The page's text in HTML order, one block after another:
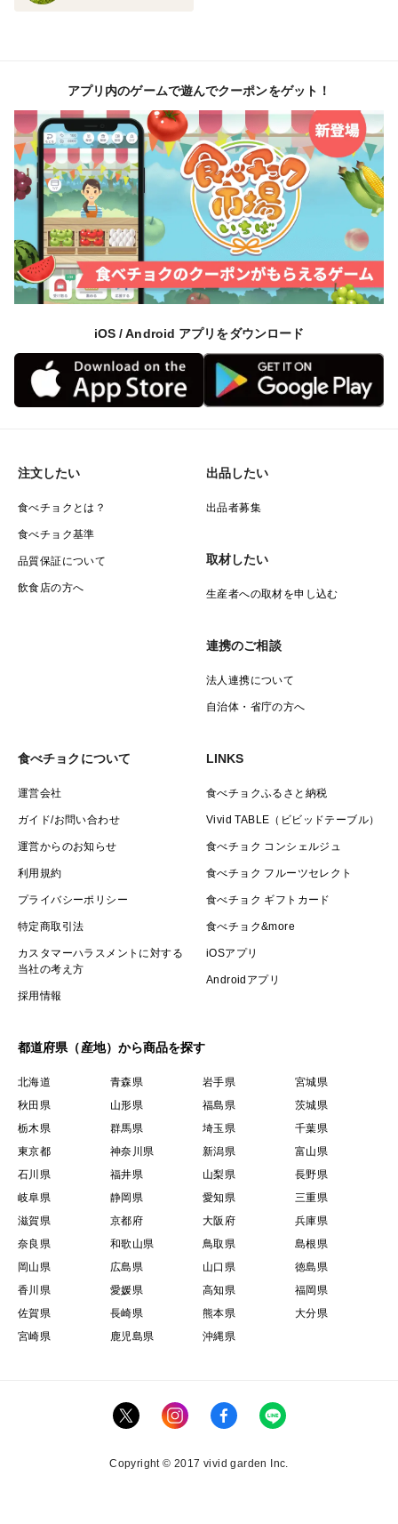
アプリ内のゲームで遊んでクーポンをゲット！
iOS / Android アプリをダウンロード
注文したい
食べチョクとは？
食べチョク基準
品質保証について
飲食店の方へ
出品したい
出品者募集
取材したい
生産者への取材を申し込む
連携のご相談
法人連携について
自治体・省庁の方へ
食べチョクについて
運営会社
ガイド/お問い合わせ
運営からのお知らせ
利用規約
プライバシーポリシー
特定商取引法
カスタマーハラスメントに対する
当社の考え方
採用情報
LINKS
食べチョクふるさと納税
Vivid TABLE（ビビッドテーブル）
食べチョク コンシェルジュ
食べチョク フルーツセレクト
食べチョク ギフトカード
食べチョク&more
iOSアプリ
Androidアプリ
都道府県（産地）から商品を探す
北海道 青森県 岩手県
宮城県
秋田県
山形県 福島県
茨城県
栃木県
群馬県 埼玉県
千葉県
東京都
神奈川県 新潟県
富山県
石川県
福井県 山梨県
長野県
岐阜県
静岡県 愛知県
三重県
滋賀県
京都府 大阪府
兵庫県
奈良県
和歌山県 鳥取県
島根県
岡山県
広島県 山口県
徳島県
香川県
愛媛県 高知県
福岡県
佐賀県
長崎県 熊本県
大分県
宮崎県
鹿児島県 沖縄県
Copyright © 2017 vivid garden Inc.